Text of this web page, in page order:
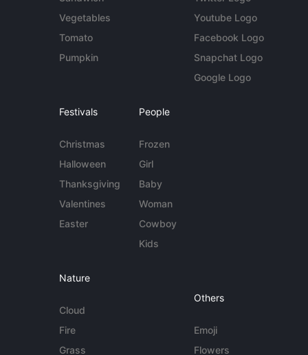
Vegetables
Tomato
Pumpkin
Youtube Logo
Facebook Logo
Snapchat Logo
Google Logo
Festivals
Christmas
Halloween
Thanksgiving
Valentines
Easter
People
Frozen
Girl
Baby
Woman
Cowboy
Kids
Nature
Cloud
Fire
Grass
Others
Emoji
Flowers